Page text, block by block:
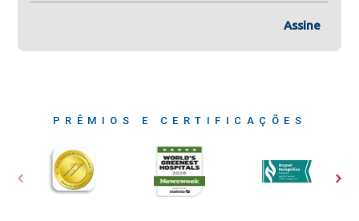
Assine
PRÊMIOS E CERTIFICAÇÕES